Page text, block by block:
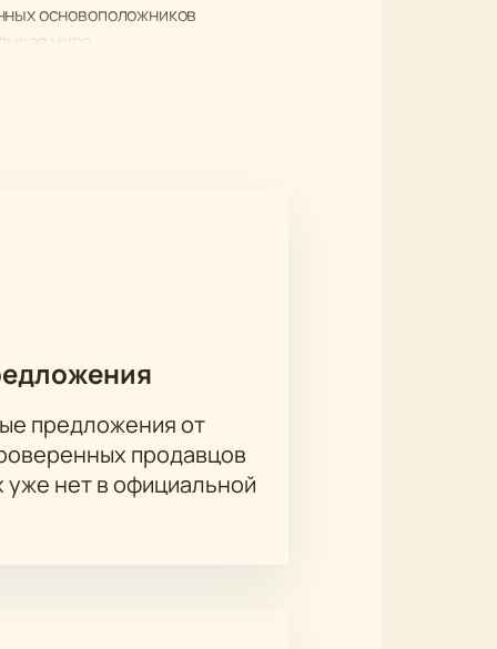
основоположников
мира.
Впервые это произведение
Автор приподнимает занавес
звёзды… видно нет
предложения от
продавцов
нет в официальной